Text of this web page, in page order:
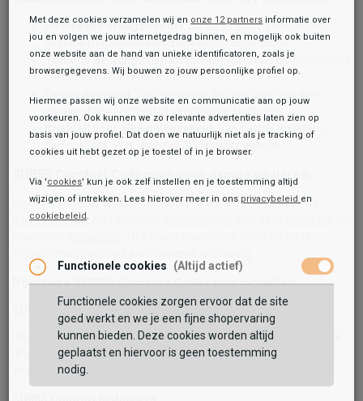
Uitstekend draagcomfort: Dankzij zachte voetbedden,
soepele materialen en lichtgewicht constructies.
Tijdloos design: Minimalistische ontwerpen die moeiteloos
combineren met elke outfit.
Kwaliteit voor elke gelegenheid
: Van casual tot netjes –
perfect voor werk, vrije tijd of dagelijks gebruik.
SUB55 Comfort Collection voor dames en heren
De collectie biedt veelzijdige stijlen voor iedereen. Ontdek de
damescollectie
Populaire SUB55 Comfort Collection modellen
SUB55 Comfort Sneakers
SUB55 sneakerscombineren sportieve looks met optimaal
draagcomfort. Dankzij lichte zolen en ademende materialen zijn
ze ideaal voor dagelijks gebruik.
Met deze cookies verzamelen wij en onze 12 partners informatie over
jou en volgen we jouw internetgedrag binnen, en mogelijk ook buiten
onze website aan de hand van unieke identificatoren, zoals je
browsergegevens. Wij bouwen zo jouw persoonlijke profiel op.
Hiermee passen wij onze website en communicatie aan op jouw
voorkeuren. Ook kunnen we zo relevante advertenties laten zien op
basis van jouw profiel. Dat doen we natuurlijk niet als je tracking of
cookies uit hebt gezet op je toestel of in je browser.
Via 'cookies' kun je ook zelf instellen en je toestemming altijd
wijzigen of intrekken. Lees hierover meer in ons privacybeleid en
cookiebeleid .
Functionele cookies (Altijd actief)
Functionele cookies zorgen ervoor dat de site
goed werkt en we je een fijne shopervaring
kunnen bieden. Deze cookies worden altijd
geplaatst en hiervoor is geen toestemming
nodig.